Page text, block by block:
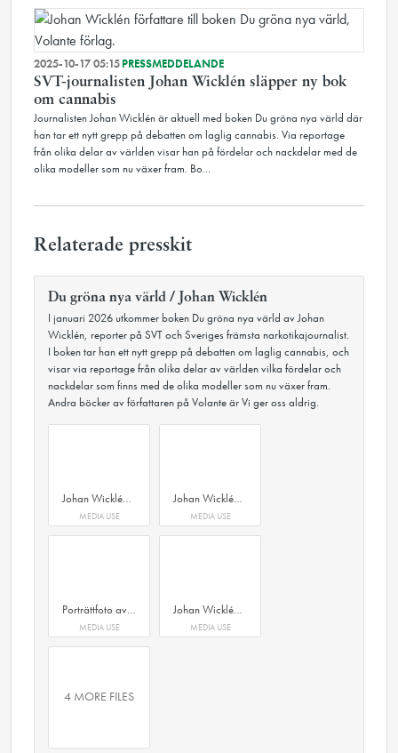
2025-10-17 05:15PRESSMEDDELANDE
SVT-journalisten Johan Wicklén släpper ny bok
om cannabis
Journalisten Johan Wicklén är aktuell med boken Du gröna nya värld där
han tar ett nytt grepp på debatten om laglig cannabis. Via reportage
från olika delar av världen visar han på fördelar och nackdelar med de
olika modeller som nu växer fram. Bo...
Relaterade presskit
Du gröna nya värld / Johan Wicklén
I januari 2026 utkommer boken Du gröna nya värld av Johan
Wicklén, reporter på SVT och Sveriges främsta narkotikajournalist.
I boken tar han ett nytt grepp på debatten om laglig cannabis, och
visar via reportage från olika delar av världen vilka fördelar och
nackdelar som finns med de olika modeller som nu växer fram.
Andra böcker av författaren på Volante är Vi ger oss aldrig.
Johan Wicklén författare till boken Du gröna nya värld, Volante förlag.
MEDIA USE
Johan Wicklén författare till boken Du gröna nya värld, Volante förlag.
MEDIA USE
Porträttfoto av Johan Wicklén författare till boken Du gröna nya värld, Volante förlag.
MEDIA USE
Johan Wicklén författare till boken Du gröna nya värld, Volante förlag.
MEDIA USE
4 MORE FILES